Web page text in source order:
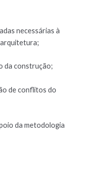
necessárias à
da construção;
de conflitos do
da metodologia